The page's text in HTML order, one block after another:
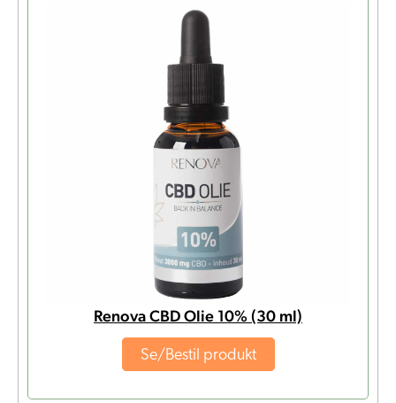
Renova CBD Olie 10% (30 ml)
Se/Bestil produkt